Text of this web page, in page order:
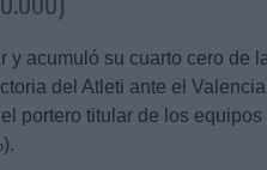
y acumuló su cuarto cero de
del Atleti ante el
portero titular de los